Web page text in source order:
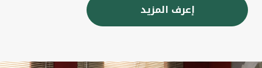
إعرف المزيد